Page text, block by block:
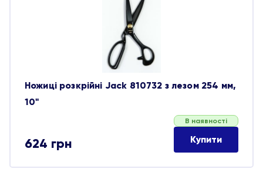
Ножиці розкрійні Jack 810732 з лезом 254 мм,
10"
624 грн
В наявності
Купити